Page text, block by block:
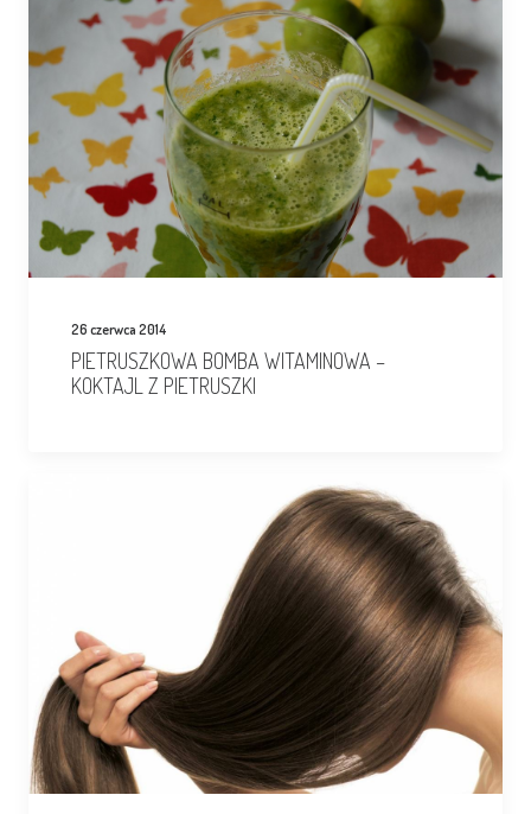
26 czerwca 2014
PIETRUSZKOWA BOMBA WITAMINOWA –
KOKTAJL Z PIETRUSZKI